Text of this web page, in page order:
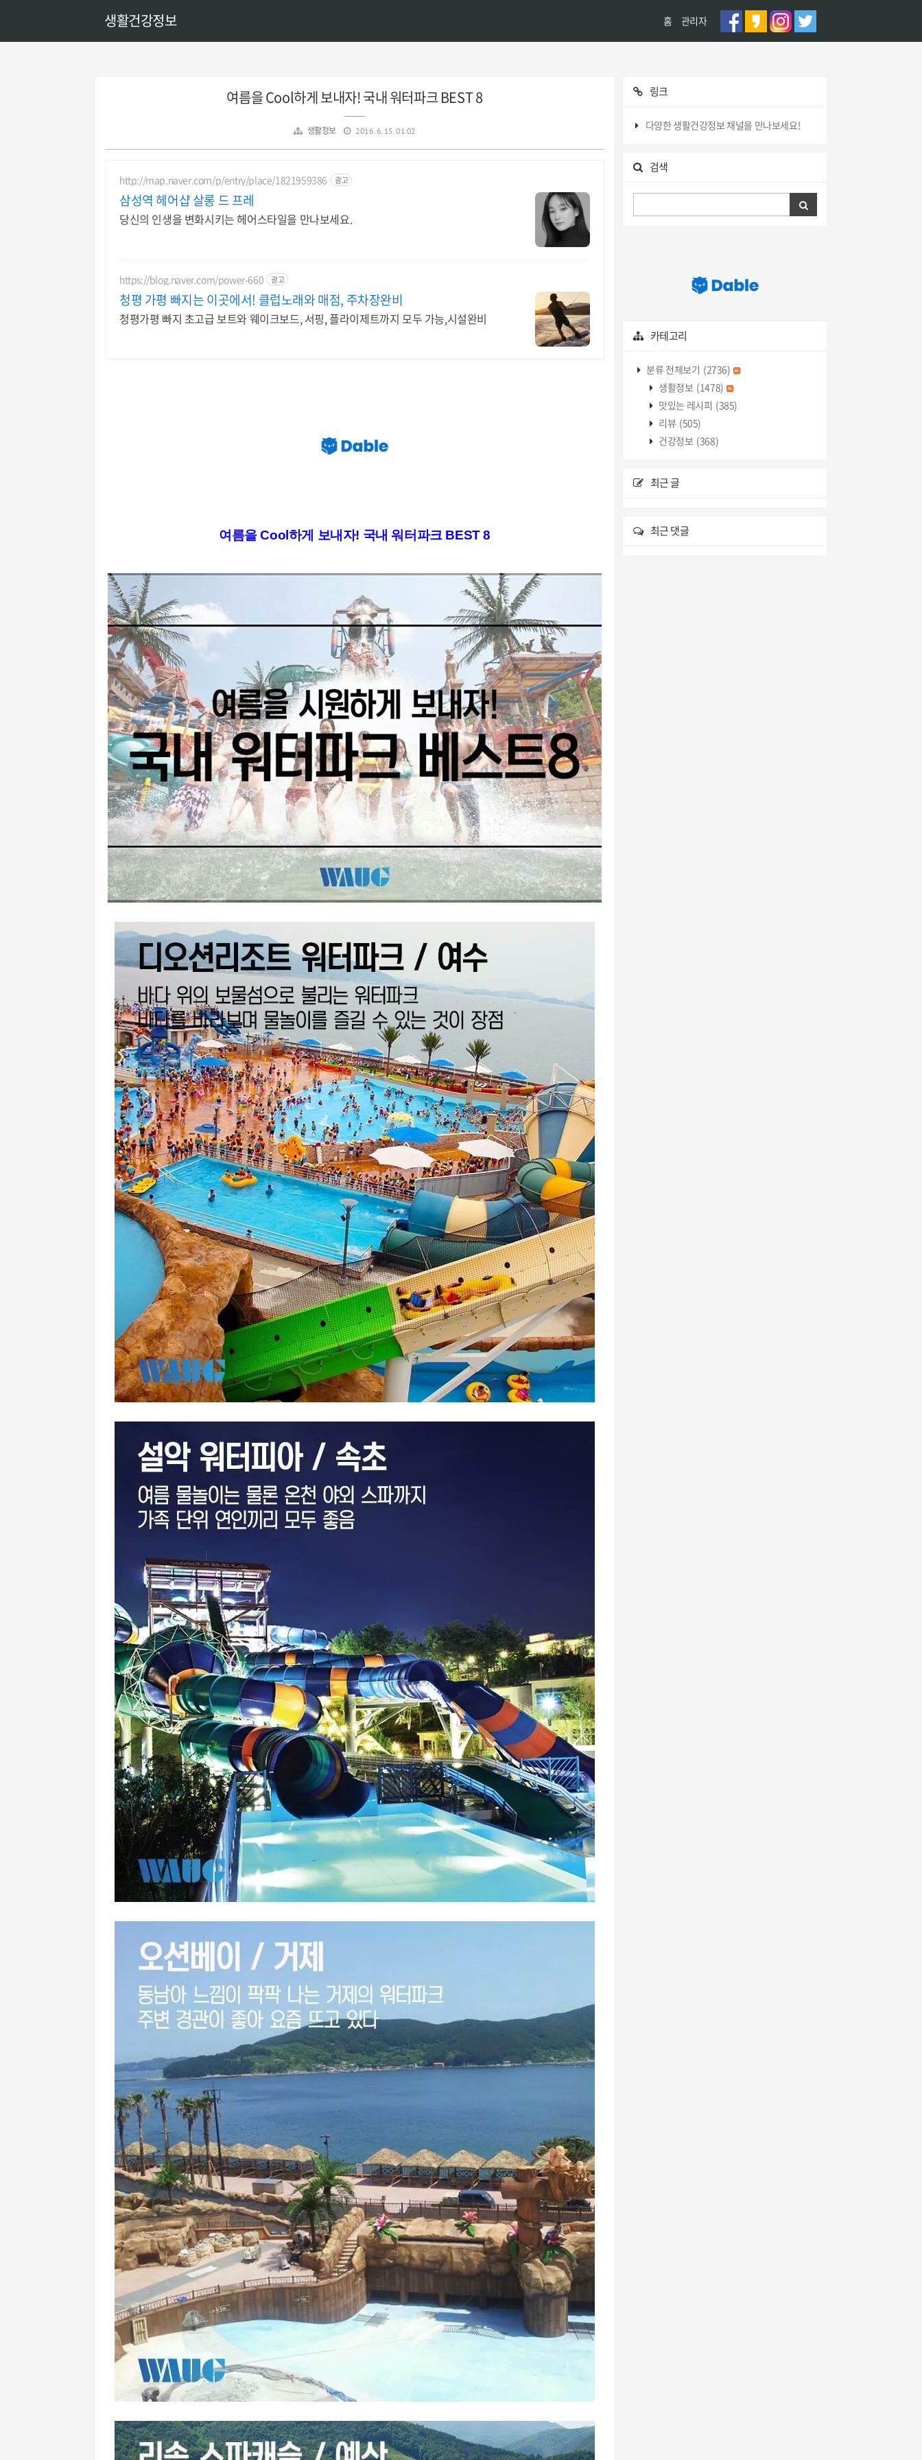
생활건강정보 홈 관리자
여름을 Cool하게 보내자! 국내 워터파크 BEST 8
생활정보 2016. 6. 15. 01:02
http://map.naver.com/p/entry/place/1821959386 광고
삼성역 헤어샵 살롱 드 프레
당신의 인생을 변화시키는 헤어스타일을 만나보세요.
https://blog.naver.com/power-660 광고
청평 가평 빠지는 이곳에서! 클럽노래와 매점, 주차장완비
청평가평 빠지 초고급 보트와 웨이크보드, 서핑, 플라이제트까지 모두 가능,시설완비
여름을 Cool하게 보내자! 국내 워터파크 BEST 8
링크
다양한 생활건강정보 채널을 만나보세요!
검색
카테고리
분류 전체보기 (2736)
생활정보 (1478)
맛있는 레시피 (385)
리뷰 (505)
건강정보 (368)
최근 글
최근 댓글